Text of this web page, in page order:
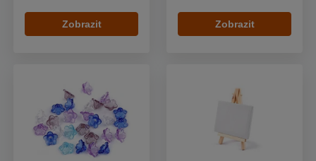
Zobrazit Zobrazit